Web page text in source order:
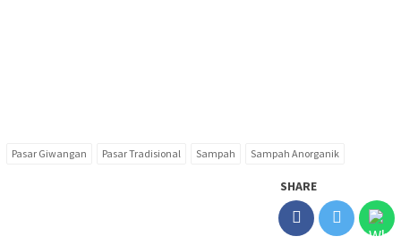
Pasar Giwangan Pasar Tradisional Sampah Sampah Anorganik
SHARE